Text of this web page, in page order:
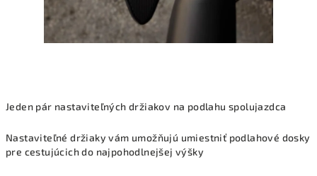
Jeden pár nastaviteľných držiakov na podlahu spolujazdca
Nastaviteľné držiaky vám umožňujú umiestniť podlahové dosky
pre cestujúcich do najpohodlnejšej výšky